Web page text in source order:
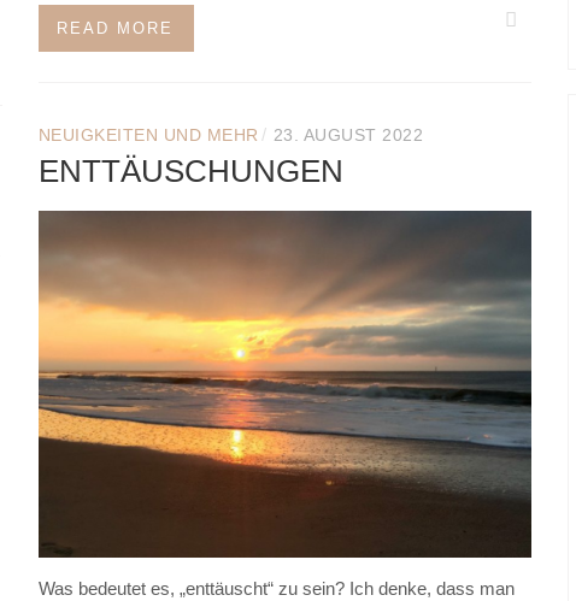
READ MORE
NEUIGKEITEN UND MEHR / 23. AUGUST 2022
ENTTÄUSCHUNGEN
Was bedeutet es, „enttäuscht“ zu sein? Ich denke, dass man